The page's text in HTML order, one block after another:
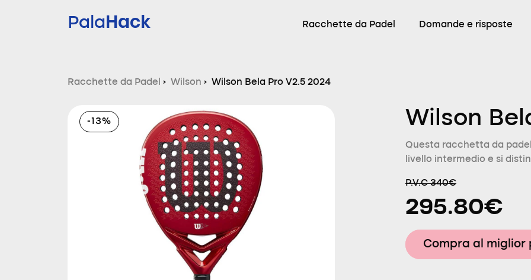
PalaHack Racchette da Padel Domande e risposte
Racchette da Padel › Wilson › Wilson Bela Pro V2.5 2024
-13% Wilson
Questa racchetta da
livello intermedio e si
P.V.C 340€
295.80€
Compra al miglior